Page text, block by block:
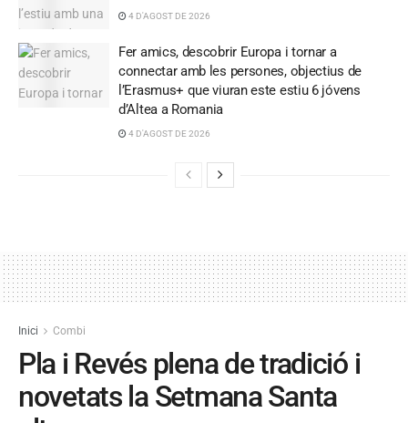
4 D'AGOST DE 2026
Fer amics, descobrir Europa i tornar a
connectar amb les persones, objectius de
l’Erasmus+ que viuran este estiu 6 jóvens
d’Altea a Romania
4 D'AGOST DE 2026
Inici Combi
Pla i Revés plena de tradició i
novetats la Setmana Santa